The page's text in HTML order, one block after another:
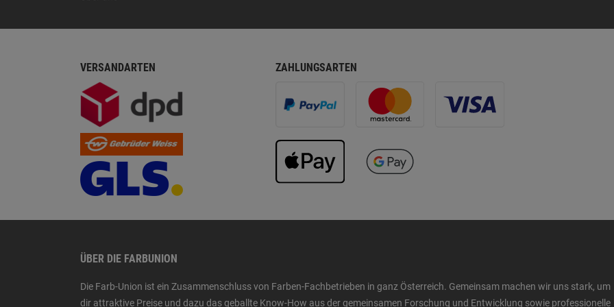
VERSANDARTEN ZAHLUNGSARTEN
ÜBER DIE FARBUNION
Die Farb-Union ist ein Zusammenschluss von Farben-Fachbetrieben in ganz Österreich. Gemeinsam machen wir uns stark, um
dir attraktive Preise und dazu das geballte Know-How aus der gemeinsamen Forschung und Entwicklung sowie professionelle